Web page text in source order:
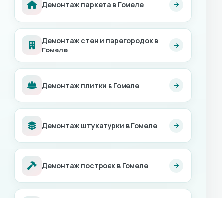
Демонтаж паркета в Гомеле
Демонтаж стен и перегородок в
Гомеле
Демонтаж плитки в Гомеле
Демонтаж штукатурки в Гомеле
Демонтаж построек в Гомеле